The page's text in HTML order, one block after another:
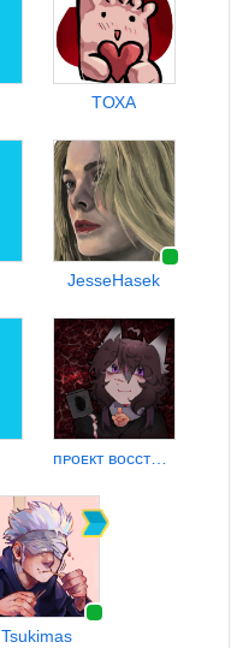
TОХА
JesseHasek
пᴘоᴇкт восстαния своҕоды
Tsukimas